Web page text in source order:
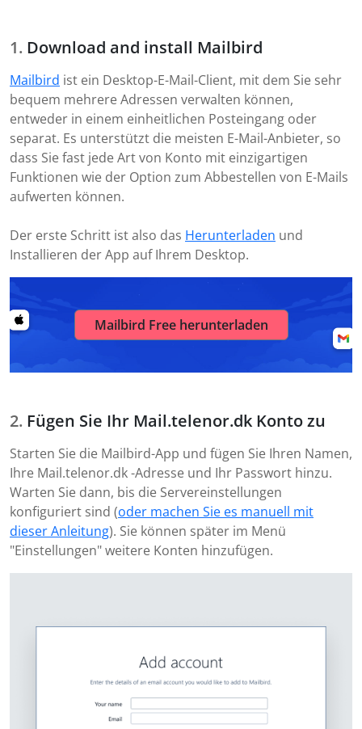
Download and install Mailbird
Mailbird ist ein Desktop-E-Mail-Client, mit dem Sie sehr
bequem mehrere Adressen verwalten können,
entweder in einem einheitlichen Posteingang oder
separat. Es unterstützt die meisten E-Mail-Anbieter, so
dass Sie fast jede Art von Konto mit einzigartigen
Funktionen wie der Option zum Abbestellen von E-Mails
aufwerten können.
Der erste Schritt ist also das Herunterladen und
Installieren der App auf Ihrem Desktop.
Mailbird Free herunterladen
Fügen Sie Ihr Mail.telenor.dk Konto zu
Starten Sie die Mailbird-App und fügen Sie Ihren Namen,
Ihre Mail.telenor.dk -Adresse und Ihr Passwort hinzu.
Warten Sie dann, bis die Servereinstellungen
konfiguriert sind (oder machen Sie es manuell mit
dieser Anleitung). Sie können später im Menü
"Einstellungen" weitere Konten hinzufügen.